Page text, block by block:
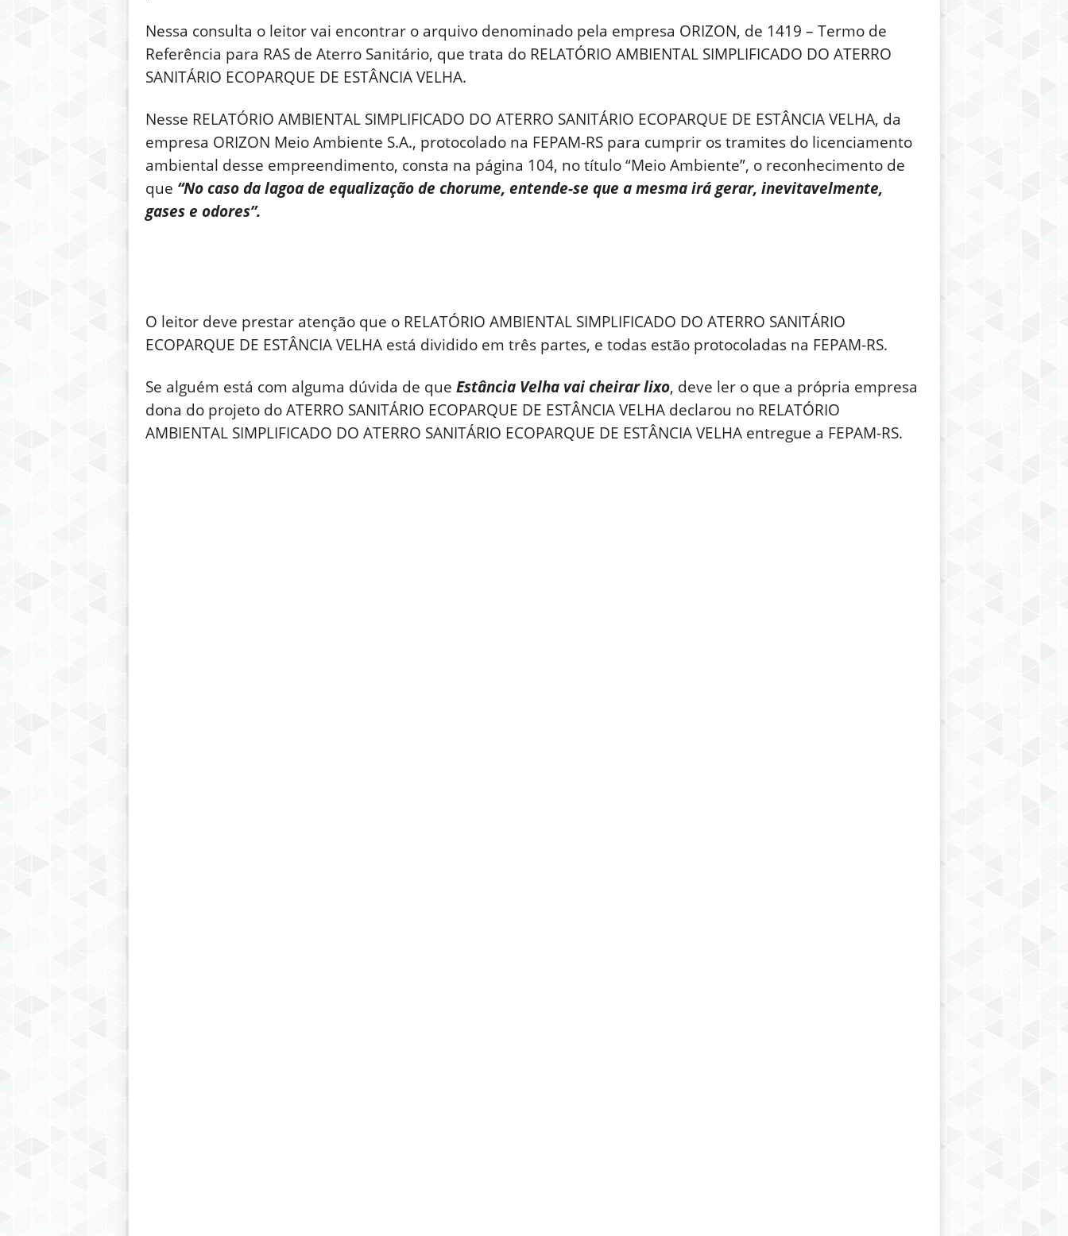
Nessa consulta o leitor vai encontrar o arquivo denominado pela empresa ORIZON, de 1419 – Termo de
Referência para RAS de Aterro Sanitário, que trata do RELATÓRIO AMBIENTAL SIMPLIFICADO DO ATERRO
SANITÁRIO ECOPARQUE DE ESTÂNCIA VELHA.
Nesse RELATÓRIO AMBIENTAL SIMPLIFICADO DO ATERRO SANITÁRIO ECOPARQUE DE ESTÂNCIA VELHA, da
empresa ORIZON Meio Ambiente S.A., protocolado na FEPAM-RS para cumprir os tramites do licenciamento
ambiental desse empreendimento, consta na página 104, no título “Meio Ambiente”, o reconhecimento de
que “No caso da lagoa de equalização de chorume, entende-se que a mesma irá gerar, inevitavelmente,
gases e odores”.
O leitor deve prestar atenção que o RELATÓRIO AMBIENTAL SIMPLIFICADO DO ATERRO SANITÁRIO
ECOPARQUE DE ESTÂNCIA VELHA está dividido em três partes, e todas estão protocoladas na FEPAM-RS.
Se alguém está com alguma dúvida de que Estância Velha vai cheirar lixo, deve ler o que a própria empresa
dona do projeto do ATERRO SANITÁRIO ECOPARQUE DE ESTÂNCIA VELHA declarou no RELATÓRIO
AMBIENTAL SIMPLIFICADO DO ATERRO SANITÁRIO ECOPARQUE DE ESTÂNCIA VELHA entregue a FEPAM-RS.